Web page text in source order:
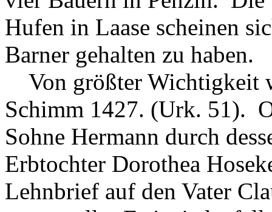
Hufen in Laase scheinen
Barner gehalten zu haben.
Von größter Wichtigkeit
Schimm 1427. (Urk. 51).
Sohne Hermann durch
Erbtochter Dorothea
Lehnbrief auf den Vater